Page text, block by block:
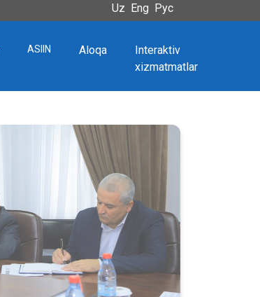
Uz Eng Рус
ASIIN Aloqa
Interaktiv
xizmatmatlar